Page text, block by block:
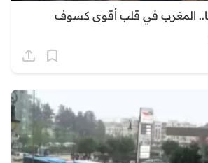
المغرب في قلب أقوى كسوف